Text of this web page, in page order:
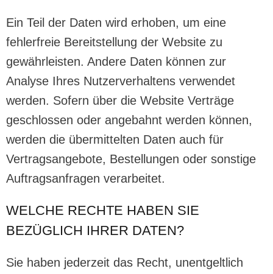
Ein Teil der Daten wird erhoben, um eine
fehlerfreie Bereitstellung der Website zu
gewährleisten. Andere Daten können zur
Analyse Ihres Nutzerverhaltens verwendet
werden. Sofern über die Website Verträge
geschlossen oder angebahnt werden können,
werden die übermittelten Daten auch für
Vertragsangebote, Bestellungen oder sonstige
Auftragsanfragen verarbeitet.
WELCHE RECHTE HABEN SIE
BEZÜGLICH IHRER DATEN?
Sie haben jederzeit das Recht, unentgeltlich